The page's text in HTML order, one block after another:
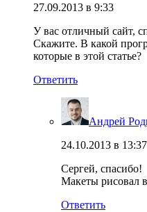
27.09.2013 в 9:33
У вас отличный сайт,
Скажите. В какой
которые в этой статье?
Ответить
Андрей
24.10.2013 в 13:37
Сергей, спасибо!
Макеты рисовал
Ответить